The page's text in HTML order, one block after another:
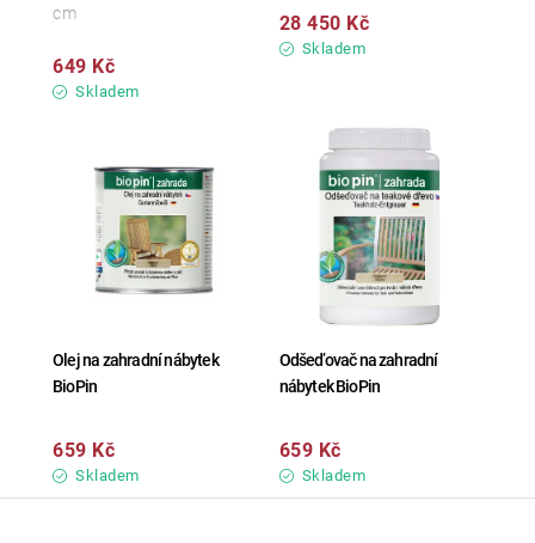
Skladem
649 Kč
cm
Skladem
28 450 Kč
Olej na zahradní nábytek
BioPin
Skladem
659 Kč
Odšeďovač na zahradní
nábytek BioPin
Skladem
659 Kč